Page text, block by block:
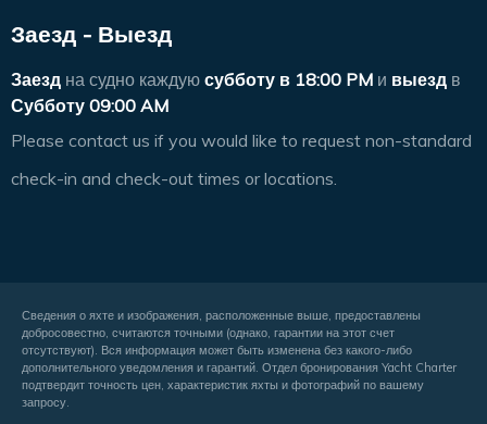
Заезд - Выезд
Заезд на судно каждую субботу в 18:00 PM и выезд в
Субботу 09:00 AM
Please contact us if you would like to request non-standard
check-in and check-out times or locations.
Сведения о яхте и изображения, расположенные выше, предоставлены
добросовестно, считаются точными (однако, гарантии на этот счет
отсутствуют). Вся информация может быть изменена без какого-либо
дополнительного уведомления и гарантий. Отдел бронирования Yacht Charter
подтвердит точность цен, характеристик яхты и фотографий по вашему
запросу.